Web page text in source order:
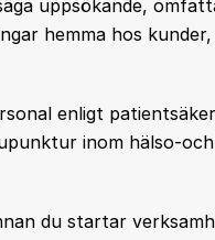
uppsökande,
hemma hos
enligt
inom hälso-
du startar